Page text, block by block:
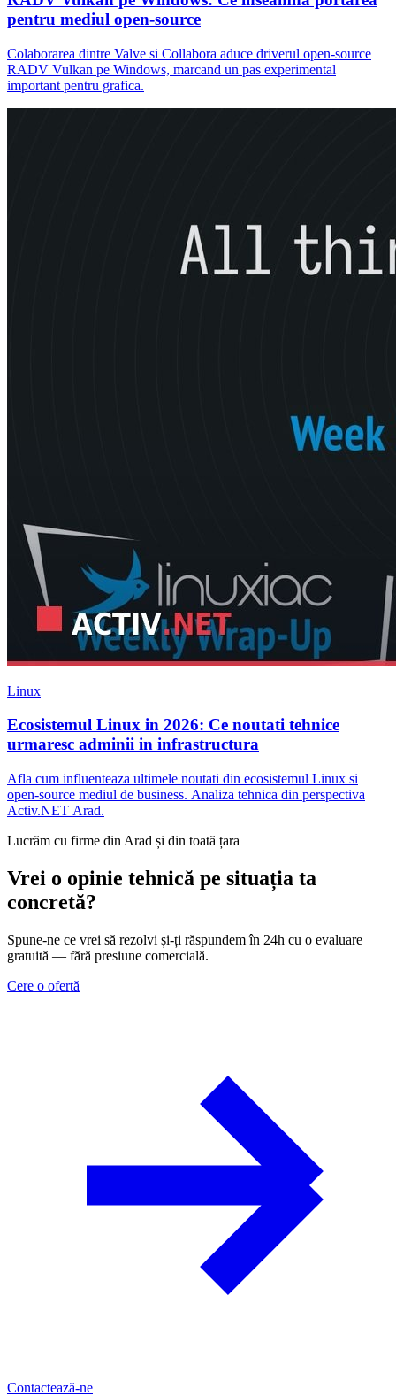
pentru mediul open-source
Colaborarea dintre Valve si Collabora aduce driverul open-source
RADV Vulkan pe Windows, marcand un pas experimental
important pentru grafica.
Linux
Ecosistemul Linux in 2026: Ce noutati tehnice
urmaresc adminii in infrastructura
Afla cum influenteaza ultimele noutati din ecosistemul Linux si
open-source mediul de business. Analiza tehnica din perspectiva
Activ.NET Arad.
Lucrăm cu firme din Arad și din toată țara
Vrei o opinie tehnică pe situația ta
concretă?
Spune-ne ce vrei să rezolvi și-ți răspundem în 24h cu o evaluare
gratuită — fără presiune comercială.
Cere o ofertă
Contactează-ne